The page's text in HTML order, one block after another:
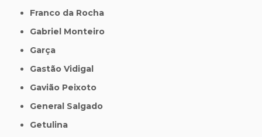
Franco da Rocha
Gabriel Monteiro
Garça
Gastão Vidigal
Gavião Peixoto
General Salgado
Getulina